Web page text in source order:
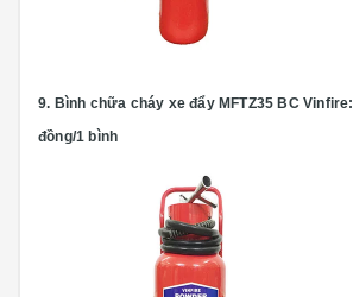
9. Bình chữa cháy xe đẩy MFTZ35 BC Vinfire:
đồng/1 bình